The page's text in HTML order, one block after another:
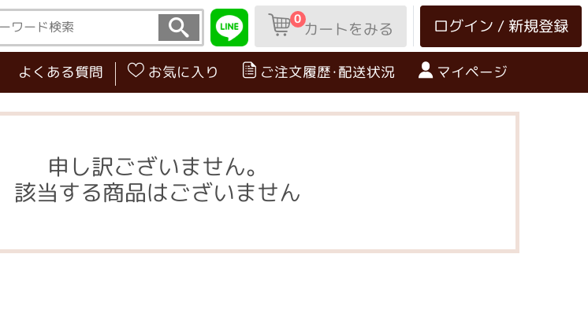
ログイン / 新規登録
0カートをみる
よくある質問 お気に入り ご注文履歴･配送状況 マイページ
申し訳ございません。
該当する商品はございません